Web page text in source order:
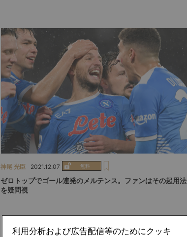
神尾 光臣 2021.12.07
ゼロトップでゴール連発のメルテンス。ファンはその起用法
を疑問視
利用分析および広告配信等のためにクッキ